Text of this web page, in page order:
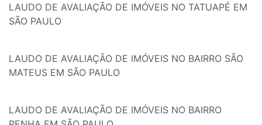
LAUDO DE AVALIAÇÃO DE IMÓVEIS NO TATUAPÉ EM
SÃO PAULO
LAUDO DE AVALIAÇÃO DE IMÓVEIS NO BAIRRO SÃO
MATEUS EM SÃO PAULO
LAUDO DE AVALIAÇÃO DE IMÓVEIS NO BAIRRO